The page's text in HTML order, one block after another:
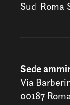
Sud Roma
Sede
Via
00187